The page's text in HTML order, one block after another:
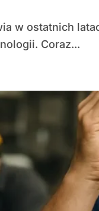
Coraz...